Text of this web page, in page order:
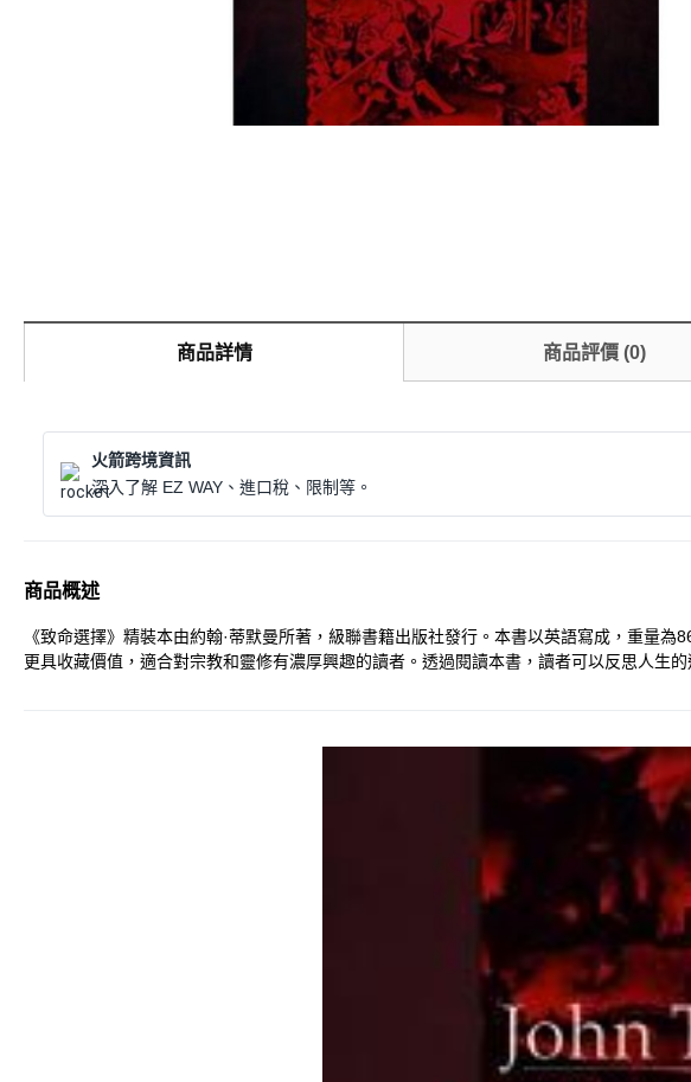
商品詳情 商品評價(0)
火箭跨境資訊
深入了解 EZ WAY、進口稅、限制等。
商品概述
《致命選擇》精裝本由約翰·蒂默曼所著，級聯書籍出版社發行。本書以英語寫成，重量
更具收藏價值，適合對宗教和靈修有濃厚興趣的讀者。透過閱讀本書，讀者可以反思人生的